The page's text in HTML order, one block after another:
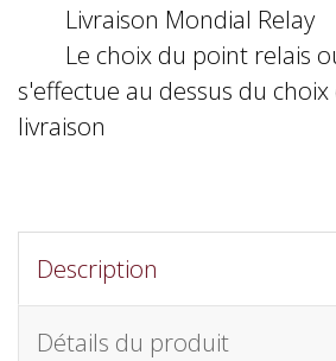
Livraison Mondial Relay
Le choix du point relais
s'effectue au dessus du
livraison
Description
Détails du produit